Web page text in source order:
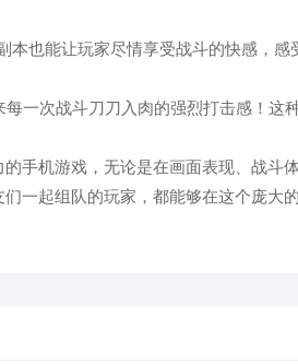
也能让玩家尽情享受战斗的快感，感
次战斗刀刀入肉的强烈打击感！这种
手机游戏，无论是在画面表现、战斗
一起组队的玩家，都能够在这个庞大